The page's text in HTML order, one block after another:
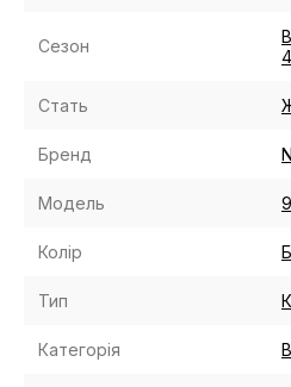
Сезон
Стать
Бренд
Модель
Колір
Тип
Категорія